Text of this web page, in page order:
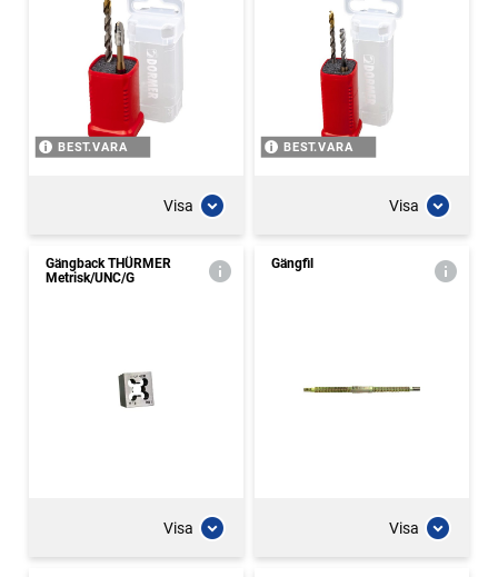
BEST.VARA
Visa
BEST.VARA
Visa
Gängback THÜRMER
Metrisk/UNC/G
Visa
Gängfil
Visa